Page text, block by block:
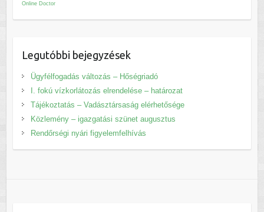
Online Doctor
Legutóbbi bejegyzések
Ügyfélfogadás változás – Hőségriadó
I. fokú vízkorlátozás elrendelése – határozat
Tájékoztatás – Vadásztársaság elérhetősége
Közlemény – igazgatási szünet augusztus
Rendőrségi nyári figyelemfelhívás